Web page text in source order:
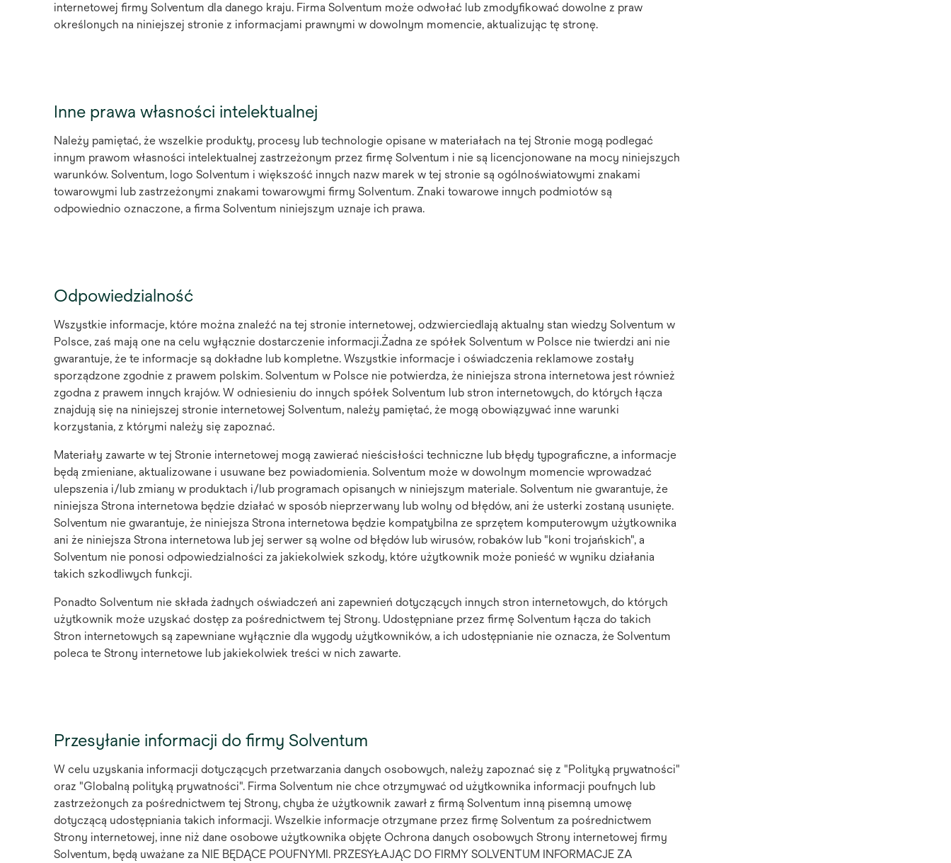
internetowej firmy Solventum dla danego kraju. Firma Solventum może odwołać lub zmodyfikować dowolne z praw
określonych na niniejszej stronie z informacjami prawnymi w dowolnym momencie, aktualizując tę stronę.
Inne prawa własności intelektualnej
Należy pamiętać, że wszelkie produkty, procesy lub technologie opisane w materiałach na tej Stronie mogą podlegać
innym prawom własności intelektualnej zastrzeżonym przez firmę Solventum i nie są licencjonowane na mocy niniejszych
warunków. Solventum, logo Solventum i większość innych nazw marek w tej stronie są ogólnoświatowymi znakami
towarowymi lub zastrzeżonymi znakami towarowymi firmy Solventum. Znaki towarowe innych podmiotów są
odpowiednio oznaczone, a firma Solventum niniejszym uznaje ich prawa.
Odpowiedzialność
Wszystkie informacje, które można znaleźć na tej stronie internetowej, odzwierciedlają aktualny stan wiedzy Solventum w
Polsce, zaś mają one na celu wyłącznie dostarczenie informacji.Żadna ze spółek Solventum w Polsce nie twierdzi ani nie
gwarantuje, że te informacje są dokładne lub kompletne. Wszystkie informacje i oświadczenia reklamowe zostały
sporządzone zgodnie z prawem polskim. Solventum w Polsce nie potwierdza, że niniejsza strona internetowa jest również
zgodna z prawem innych krajów. W odniesieniu do innych spółek Solventum lub stron internetowych, do których łącza
znajdują się na niniejszej stronie internetowej Solventum, należy pamiętać, że mogą obowiązywać inne warunki
korzystania, z którymi należy się zapoznać.
Materiały zawarte w tej Stronie internetowej mogą zawierać nieścisłości techniczne lub błędy typograficzne, a informacje
będą zmieniane, aktualizowane i usuwane bez powiadomienia. Solventum może w dowolnym momencie wprowadzać
ulepszenia i/lub zmiany w produktach i/lub programach opisanych w niniejszym materiale. Solventum nie gwarantuje, że
niniejsza Strona internetowa będzie działać w sposób nieprzerwany lub wolny od błędów, ani że usterki zostaną usunięte.
Solventum nie gwarantuje, że niniejsza Strona internetowa będzie kompatybilna ze sprzętem komputerowym użytkownika
ani że niniejsza Strona internetowa lub jej serwer są wolne od błędów lub wirusów, robaków lub "koni trojańskich", a
Solventum nie ponosi odpowiedzialności za jakiekolwiek szkody, które użytkownik może ponieść w wyniku działania
takich szkodliwych funkcji.
Ponadto Solventum nie składa żadnych oświadczeń ani zapewnień dotyczących innych stron internetowych, do których
użytkownik może uzyskać dostęp za pośrednictwem tej Strony. Udostępniane przez firmę Solventum łącza do takich
Stron internetowych są zapewniane wyłącznie dla wygody użytkowników, a ich udostępnianie nie oznacza, że Solventum
poleca te Strony internetowe lub jakiekolwiek treści w nich zawarte.
Przesyłanie informacji do firmy Solventum
W celu uzyskania informacji dotyczących przetwarzania danych osobowych, należy zapoznać się z "Polityką prywatności"
oraz "Globalną polityką prywatności". Firma Solventum nie chce otrzymywać od użytkownika informacji poufnych lub
zastrzeżonych za pośrednictwem tej Strony, chyba że użytkownik zawarł z firmą Solventum inną pisemną umowę
dotyczącą udostępniania takich informacji. Wszelkie informacje otrzymane przez firmę Solventum za pośrednictwem
Strony internetowej, inne niż dane osobowe użytkownika objęte Ochrona danych osobowych Strony internetowej firmy
Solventum, będą uważane za NIE BĘDĄCE POUFNYMI. PRZESYŁAJĄC DO FIRMY SOLVENTUM INFORMACJE ZA